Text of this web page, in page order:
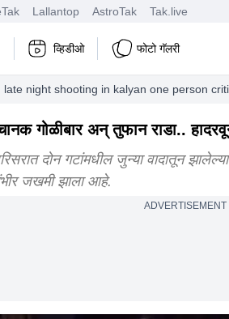
Lallantop AstroTak Tak.live
व्हिडीओ फोटो गॅलरी
late night shooting in kalyan one person
गोळीबार अन् तुफान राडा..
दोन गटांमधील जुन्या वादातून
जखमी झाला आहे.
ADVERTISEMENT